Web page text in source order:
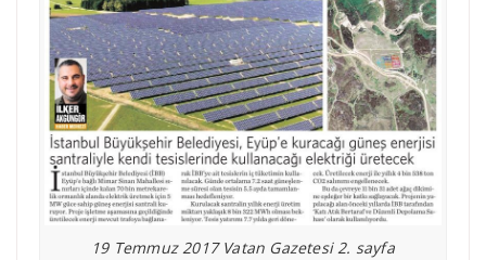
19 Temmuz 2017 Vatan Gazetesi 2. sayfa